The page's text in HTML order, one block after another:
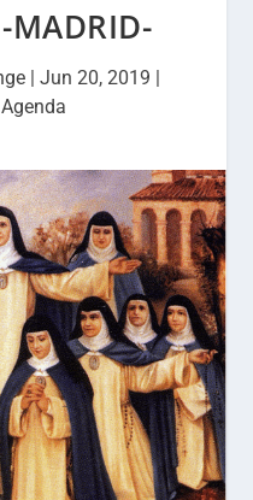
MADRID-
| Jun 20, 2019 |
Agenda